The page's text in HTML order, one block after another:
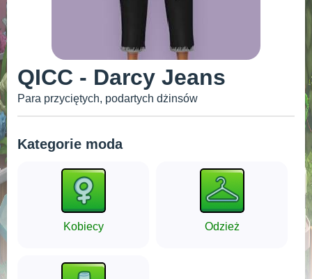
QICC - Darcy Jeans
Para przyciętych, podartych dżinsów
Kategorie moda
Kobiecy Odzież